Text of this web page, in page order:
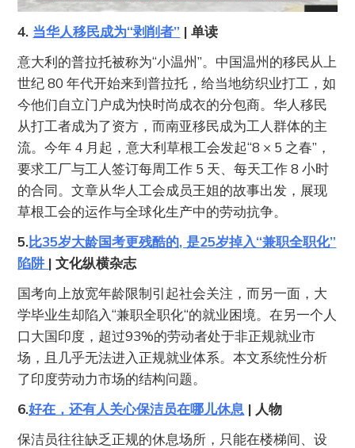
4. 当华人移民成为“剥削者” | 单读
意大利的普拉托被称为“小温州”。中国温州的移民从上
世纪 80 年代开始来到普拉托，给当地纺织业打工，如
今他们自立门户成为快时尚成衣的分包商。华人移民
从打工者成为了资方，而南亚移民成为工人群体的主
流。今年 4 月起，意大利草根工会发起“8 × 5 之春”，
要求工厂与工人签订每周工作 5 天、每天工作 8 小时
的合同。文章从华人工会成员王姐的故事出发，展现
草根工会的运作与全球化生产中的劳动抗争。
5.比35岁大龄国考更残酷的, 是25岁掉入“兼职全职化”
陷阱 | 文化纵横杂志
国考向上放宽年龄限制引起社会关注，而另一面，大
学毕业生却陷入“兼职全职化“的就业困境。在另一个人
口大国印度，超过93%的劳动者处于非正规就业市
场，且几乎无法进入正规就业体系。本文系统性分析
了印度劳动力市场的结构问题。
6.好在，还有人关心保洁员在哪儿休息 | 人物
保洁员往往缺乏正规的休息场所，只能在楼梯间、设